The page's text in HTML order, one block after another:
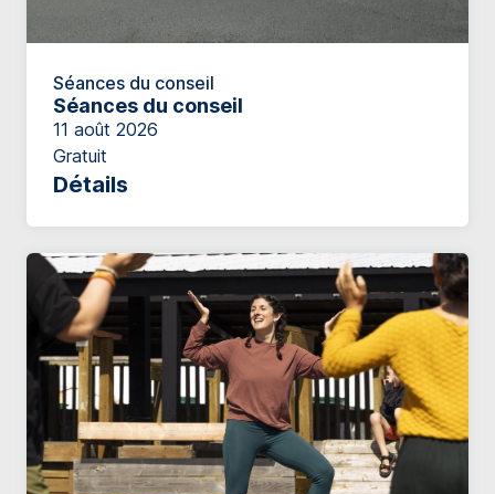
Séances du conseil
Séances du conseil
11 août 2026
Gratuit
Détails